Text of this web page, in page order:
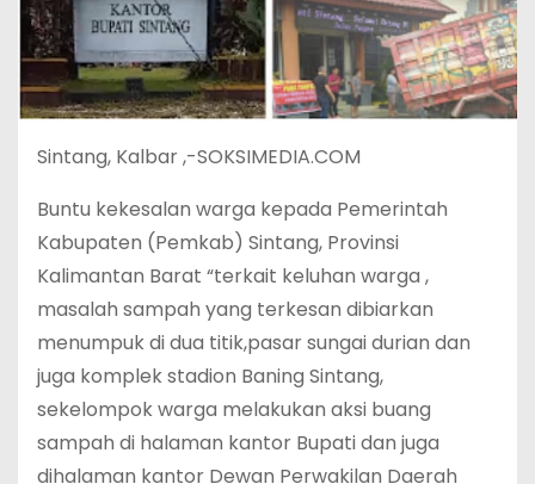
Sintang, Kalbar ,-SOKSIMEDIA.COM
Buntu kekesalan warga kepada Pemerintah
Kabupaten (Pemkab) Sintang, Provinsi
Kalimantan Barat “terkait keluhan warga ,
masalah sampah yang terkesan dibiarkan
menumpuk di dua titik,pasar sungai durian dan
juga komplek stadion Baning Sintang,
sekelompok warga melakukan aksi buang
sampah di halaman kantor Bupati dan juga
dihalaman kantor Dewan Perwakilan Daerah